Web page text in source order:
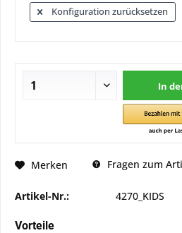
Konfiguration zurücksetzen
In
Merken Fragen zum
Artikel-Nr.: 4270_KIDS
Vorteile